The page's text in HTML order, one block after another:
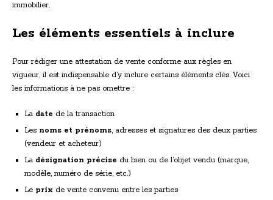
immobilier.
Les éléments essentiels à inclure
Pour rédiger une attestation de vente conforme aux règles en
vigueur, il est indispensable d’y inclure certains éléments clés. Voici
les informations à ne pas omettre :
La date de la transaction
Les noms et prénoms, adresses et signatures des deux parties
(vendeur et acheteur)
La désignation précise du bien ou de l’objet vendu (marque,
modèle, numéro de série, etc.)
Le prix de vente convenu entre les parties